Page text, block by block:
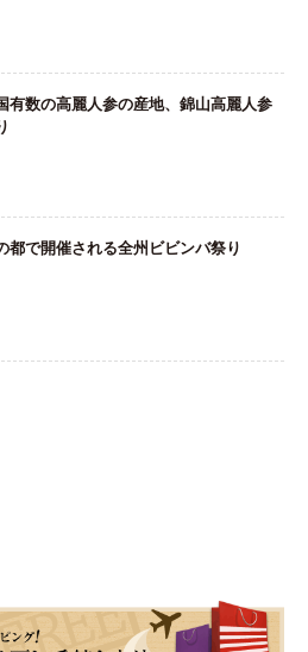
有数の高麗人参の産地、錦山高麗人参
都で開催される全州ビビンバ祭り